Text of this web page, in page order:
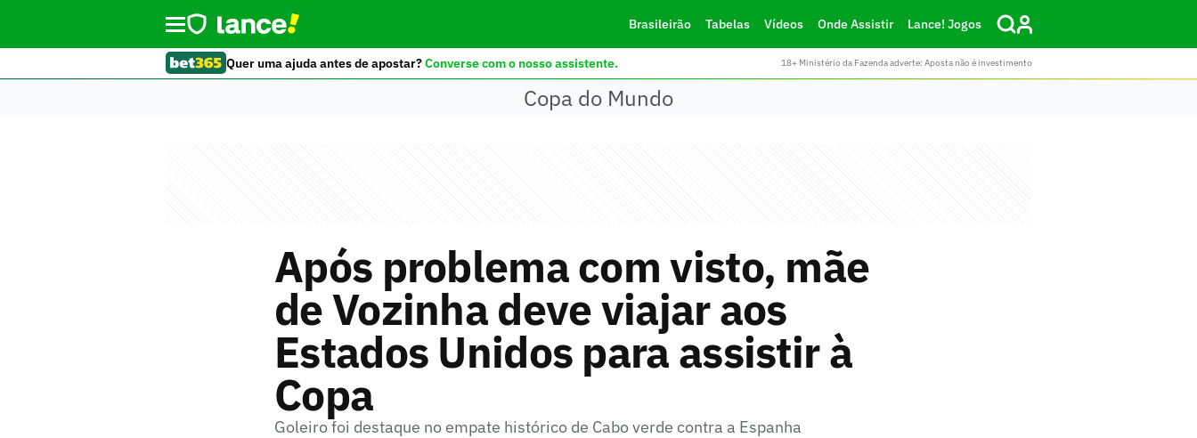
Brasileirão Tabelas Vídeos Onde Assistir Lance! Jogos
Quer uma ajuda antes de apostar?Converse com o nosso assistente. 18+ Ministério da Fazenda adverte: Aposta não é investimento
Copa do Mundo
Após problema com visto, mãe
de Vozinha deve viajar aos
Estados Unidos para assistir à
Copa
Goleiro foi destaque no empate histórico de Cabo verde contra a Espanha